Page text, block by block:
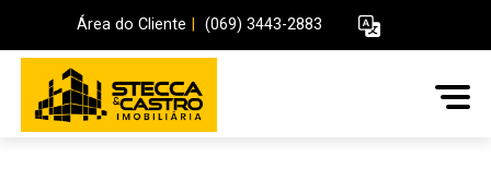
Área do Cliente (069) 3443-2883